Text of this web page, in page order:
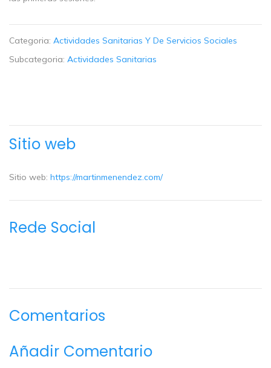
Categoria: Actividades Sanitarias Y De Servicios Sociales
Subcategoria: Actividades Sanitarias
Sitio web
Sitio web: https://martinmenendez.com/
Rede Social
Comentarios
Añadir Comentario